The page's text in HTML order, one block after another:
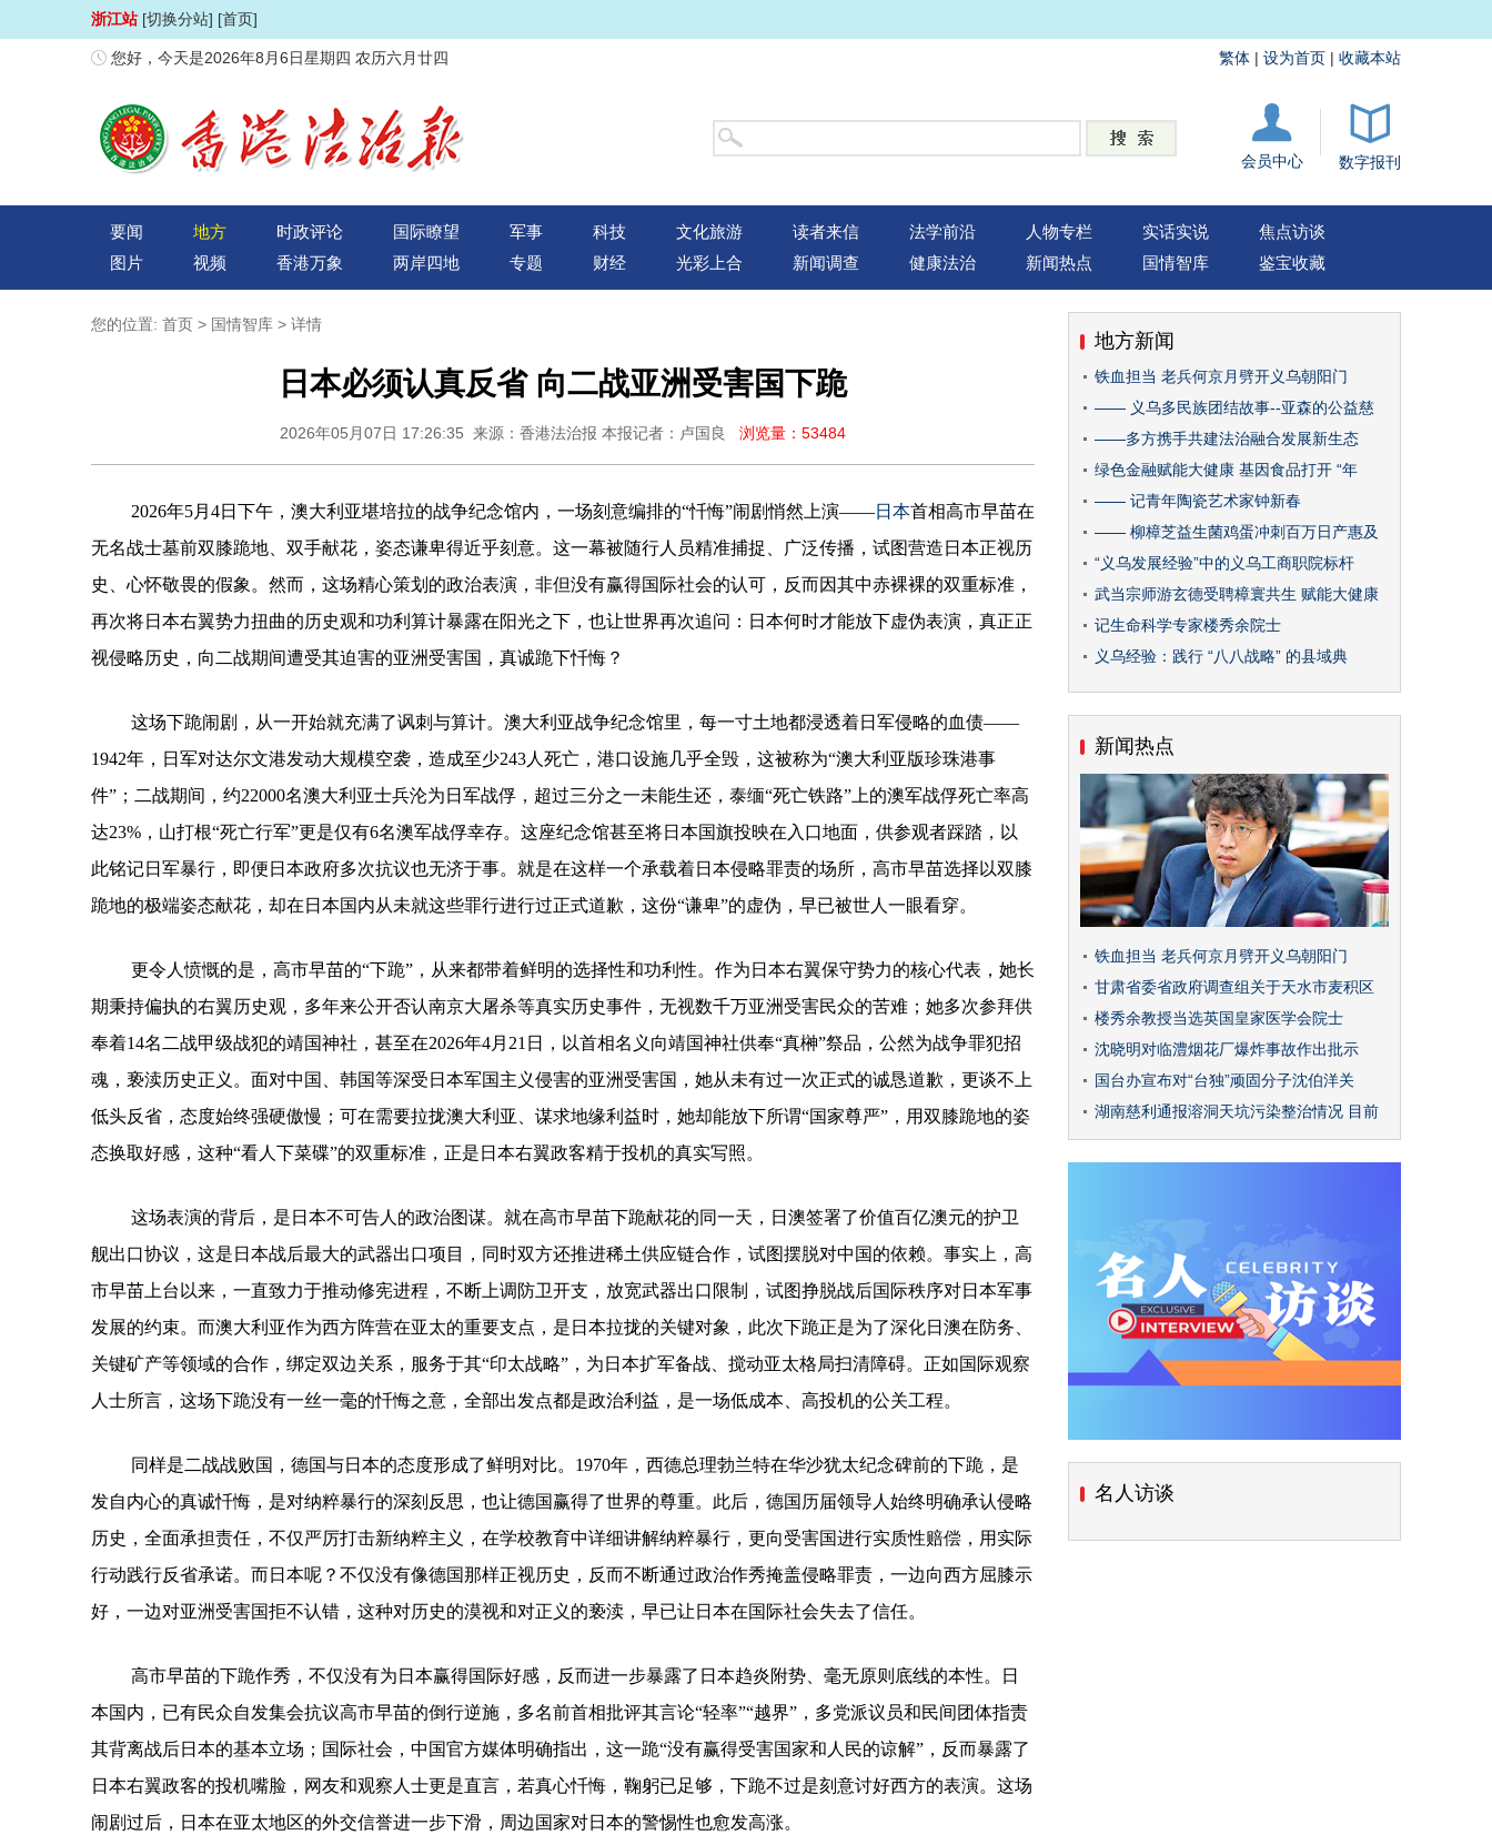
浙江站 [切换分站] [首页]
您好，今天是2026年8月6日星期四 农历六月廿四 繁体 | 设为首页 | 收藏本站
会员中心 数字报刊
要闻 地方 时政评论 国际瞭望 军事 科技 文化旅游 读者来信 法学前沿 人物专栏 实话实说
焦点访谈
图片
视频 香港万象 两岸四地 专题 财经 光彩上合 新闻调查 健康法治 新闻热点 国情智库 鉴宝收藏
您的位置: 首页 > 国情智库 > 详情
日本必须认真反省 向二战亚洲受害国下跪
2026年05月07日 17:26:35 来源：香港法治报 本报记者：卢国良 浏览量：53484
2026年5月4日下午，澳大利亚堪培拉的战争纪念馆内，一场刻意编排的“忏悔”闹剧悄然上演——日本首相高市早苗在
无名战士墓前双膝跪地、双手献花，姿态谦卑得近乎刻意。这一幕被随行人员精准捕捉、广泛传播，试图营造日本正视历
史、心怀敬畏的假象。然而，这场精心策划的政治表演，非但没有赢得国际社会的认可，反而因其中赤裸裸的双重标准，
再次将日本右翼势力扭曲的历史观和功利算计暴露在阳光之下，也让世界再次追问：日本何时才能放下虚伪表演，真正正
视侵略历史，向二战期间遭受其迫害的亚洲受害国，真诚跪下忏悔？
这场下跪闹剧，从一开始就充满了讽刺与算计。澳大利亚战争纪念馆里，每一寸土地都浸透着日军侵略的血债——
1942年，日军对达尔文港发动大规模空袭，造成至少243人死亡，港口设施几乎全毁，这被称为“澳大利亚版珍珠港事
件”；二战期间，约22000名澳大利亚士兵沦为日军战俘，超过三分之一未能生还，泰缅“死亡铁路”上的澳军战俘死亡率高
达23%，山打根“死亡行军”更是仅有6名澳军战俘幸存。这座纪念馆甚至将日本国旗投映在入口地面，供参观者踩踏，以
此铭记日军暴行，即便日本政府多次抗议也无济于事。就是在这样一个承载着日本侵略罪责的场所，高市早苗选择以双膝
跪地的极端姿态献花，却在日本国内从未就这些罪行进行过正式道歉，这份“谦卑”的虚伪，早已被世人一眼看穿。
更令人愤慨的是，高市早苗的“下跪”，从来都带着鲜明的选择性和功利性。作为日本右翼保守势力的核心代表，她长
期秉持偏执的右翼历史观，多年来公开否认南京大屠杀等真实历史事件，无视数千万亚洲受害民众的苦难；她多次参拜供
奉着14名二战甲级战犯的靖国神社，甚至在2026年4月21日，以首相名义向靖国神社供奉“真榊”祭品，公然为战争罪犯招
魂，亵渎历史正义。面对中国、韩国等深受日本军国主义侵害的亚洲受害国，她从未有过一次正式的诚恳道歉，更谈不上
低头反省，态度始终强硬傲慢；可在需要拉拢澳大利亚、谋求地缘利益时，她却能放下所谓“国家尊严”，用双膝跪地的姿
态换取好感，这种“看人下菜碟”的双重标准，正是日本右翼政客精于投机的真实写照。
这场表演的背后，是日本不可告人的政治图谋。就在高市早苗下跪献花的同一天，日澳签署了价值百亿澳元的护卫
舰出口协议，这是日本战后最大的武器出口项目，同时双方还推进稀土供应链合作，试图摆脱对中国的依赖。事实上，高
市早苗上台以来，一直致力于推动修宪进程，不断上调防卫开支，放宽武器出口限制，试图挣脱战后国际秩序对日本军事
发展的约束。而澳大利亚作为西方阵营在亚太的重要支点，是日本拉拢的关键对象，此次下跪正是为了深化日澳在防务、
关键矿产等领域的合作，绑定双边关系，服务于其“印太战略”，为日本扩军备战、搅动亚太格局扫清障碍。正如国际观察
人士所言，这场下跪没有一丝一毫的忏悔之意，全部出发点都是政治利益，是一场低成本、高投机的公关工程。
同样是二战战败国，德国与日本的态度形成了鲜明对比。1970年，西德总理勃兰特在华沙犹太纪念碑前的下跪，是
发自内心的真诚忏悔，是对纳粹暴行的深刻反思，也让德国赢得了世界的尊重。此后，德国历届领导人始终明确承认侵略
历史，全面承担责任，不仅严厉打击新纳粹主义，在学校教育中详细讲解纳粹暴行，更向受害国进行实质性赔偿，用实际
行动践行反省承诺。而日本呢？不仅没有像德国那样正视历史，反而不断通过政治作秀掩盖侵略罪责，一边向西方屈膝示
好，一边对亚洲受害国拒不认错，这种对历史的漠视和对正义的亵渎，早已让日本在国际社会失去了信任。
高市早苗的下跪作秀，不仅没有为日本赢得国际好感，反而进一步暴露了日本趋炎附势、毫无原则底线的本性。日
本国内，已有民众自发集会抗议高市早苗的倒行逆施，多名前首相批评其言论“轻率”“越界”，多党派议员和民间团体指责
其背离战后日本的基本立场；国际社会，中国官方媒体明确指出，这一跪“没有赢得受害国家和人民的谅解”，反而暴露了
日本右翼政客的投机嘴脸，网友和观察人士更是直言，若真心忏悔，鞠躬已足够，下跪不过是刻意讨好西方的表演。这场
闹剧过后，日本在亚太地区的外交信誉进一步下滑，周边国家对日本的警惕性也愈发高涨。
地方新闻
铁血担当 老兵何京月劈开义乌朝阳门
—— 义乌多民族团结故事--亚森的公益慈
——多方携手共建法治融合发展新生态
绿色金融赋能大健康 基因食品打开 “年
—— 记青年陶瓷艺术家钟新春
—— 柳樟芝益生菌鸡蛋冲刺百万日产惠及
“义乌发展经验”中的义乌工商职院标杆
武当宗师游玄德受聘樟寰共生 赋能大健康
记生命科学专家楼秀余院士
义乌经验：践行 “八八战略” 的县域典
新闻热点
铁血担当 老兵何京月劈开义乌朝阳门
甘肃省委省政府调查组关于天水市麦积区
楼秀余教授当选英国皇家医学会院士
沈晓明对临澧烟花厂爆炸事故作出批示
国台办宣布对“台独”顽固分子沈伯洋关
湖南慈利通报溶洞天坑污染整治情况 目前
名人访谈